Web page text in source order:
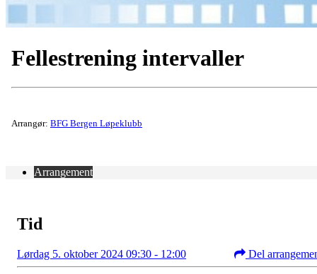
Fellestrening intervaller
Arrangør: BFG Bergen Løpeklubb
Arrangement
Tid
Lørdag 5. oktober 2024 09:30 - 12:00 Del